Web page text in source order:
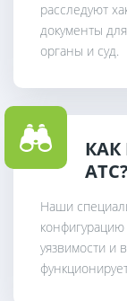
расследуют
документы
органы и суд.
АТС?
Наши
уязвимости и